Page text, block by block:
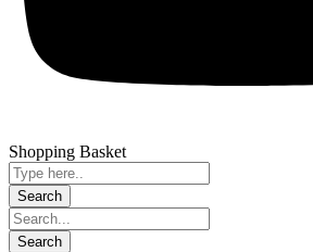
Shopping Basket